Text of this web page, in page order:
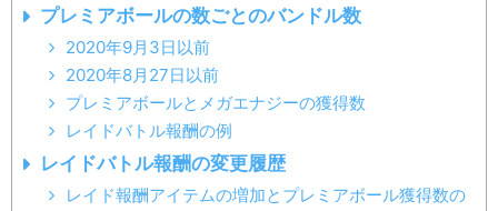
プレミアボールの数ごとのバンドル数
2020年9月3日以前
2020年8月27日以前
プレミアボールとメガエナジーの獲得数
レイドバトル報酬の例
レイドバトル報酬の変更履歴
レイド報酬アイテムの増加とプレミアボール獲得数の